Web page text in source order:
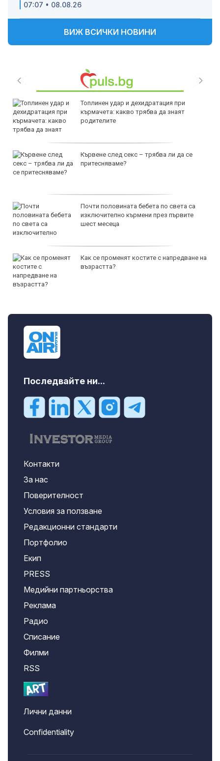
07:07 • 08.08.26
ВИЖ ВСИЧКИ НОВИНИ
Топлинен удар и дехидратация при
кърмачета: какво трябва да знаят
родителите
Кървене след секс – трябва ли да се
притесняваме?
Почти половината бебета по света са
изключително кърмени през първите
шест месеца
Как се променят костите с напредване на
възрастта?
Последвайте ни...
Контакти
За нас
Поверителност
Условия за ползване
Редакционни стандарти
Портфолио
Екип
PRESS
Медийни партньорства
Реклама
Радио
Списание
Филми
RSS
Лични данни
Confidentiality